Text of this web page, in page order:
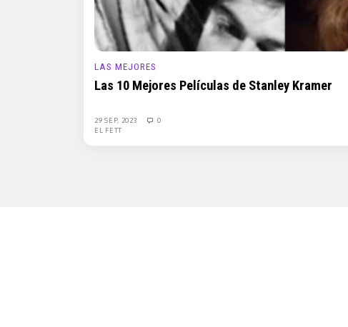
LAS MEJORES
Las 10 Mejores Películas de Stanley Kramer
29 SEP, 2023
0
EL FETT